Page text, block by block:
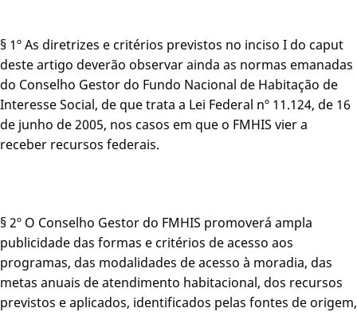
§ 1º As diretrizes e critérios previstos no inciso I do caput
deste artigo deverão observar ainda as normas emanadas
do Conselho Gestor do Fundo Nacional de Habitação de
Interesse Social, de que trata a Lei Federal nº 11.124, de 16
de junho de 2005, nos casos em que o FMHIS vier a
receber recursos federais.
§ 2º O Conselho Gestor do FMHIS promoverá ampla
publicidade das formas e critérios de acesso aos
programas, das modalidades de acesso à moradia, das
metas anuais de atendimento habitacional, dos recursos
previstos e aplicados, identificados pelas fontes de origem,